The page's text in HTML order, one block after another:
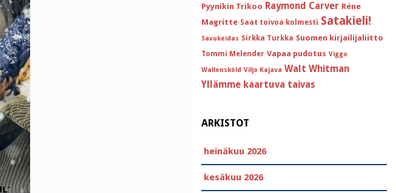
Pyynikin Trikoo Raymond Carver Réne
Magritte Saat toivoa kolmesti Satakieli!
Savukeidas Sirkka Turkka Suomen kirjailijaliitto
Tommi Melender Vapaa pudotus Viggo
Wallensköld Viljo Kajava Walt Whitman
Yllämme kaartuva taivas
ARKISTOT
heinäkuu 2026
kesäkuu 2026